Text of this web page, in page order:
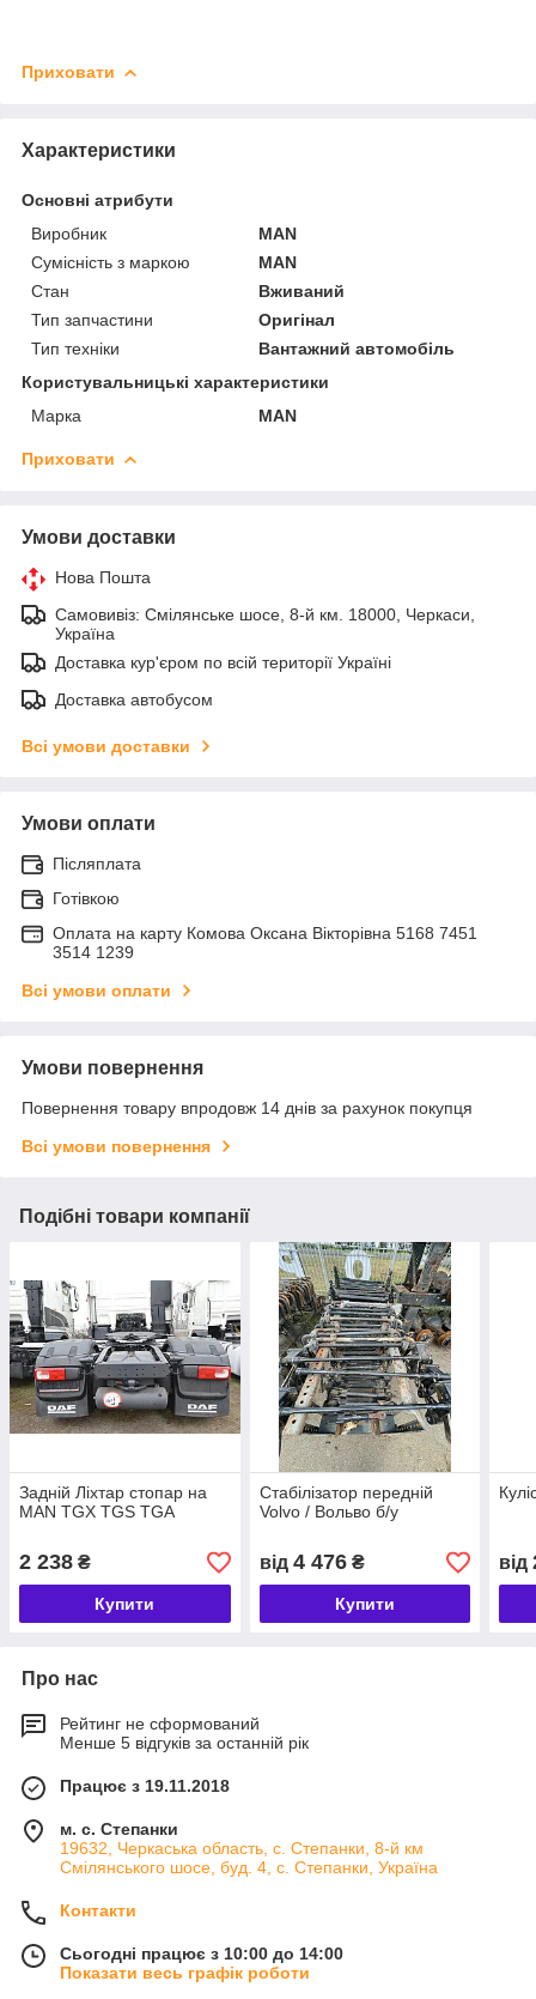
Приховати
Характеристики
Основні атрибути
Виробник
MAN
Сумісність з маркою
MAN
Стан
Вживаний
Тип запчастини
Оригінал
Тип техніки
Вантажний автомобіль
Користувальницькі характеристики
Марка
MAN
Приховати
Умови доставки
Нова Пошта
Самовивіз: Смілянське шосе, 8-й км. 18000, Черкаси,
Україна
Доставка кур'єром по всій території Україні
Доставка автобусом
Всі умови доставки
Умови оплати
Післяплата
Готівкою
Оплата на карту Комова Оксана Вікторівна 5168 7451
3514 1239
Всі умови оплати
Умови повернення
Повернення товару впродовж 14 днів за рахунок покупця
Всі умови повернення
Подібні товари компанії
Задній Ліхтар стопар на
MAN TGX TGS TGA
2 238 ₴
Купити
Стабілізатор передній
Volvo / Вольво б/у
від 4 476₴
Купити
від
Про нас
Рейтинг не сформований
Менше 5 відгуків за останній рік
Працює з 19.11.2018
м. с. Степанки
19632, Черкаська область, с. Степанки, 8-й км
Смілянського шосе, буд. 4, с. Степанки, Україна
Контакти
Сьогодні працює з 10:00 до 14:00
Показати весь графік роботи